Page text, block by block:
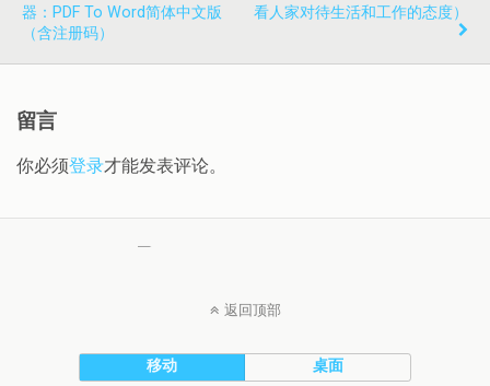
器：PDF To Word简体中文版
（含注册码）
看人家对待生活和工作的态度）
留言
你必须登录才能发表评论。
返回顶部
移动 桌面